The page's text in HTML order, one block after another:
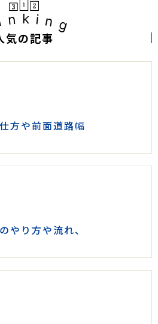
気の記事
方や前面道路幅
やり方や流れ、